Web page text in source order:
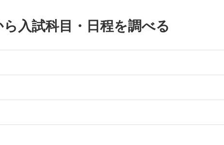
入試科目・日程を調べる